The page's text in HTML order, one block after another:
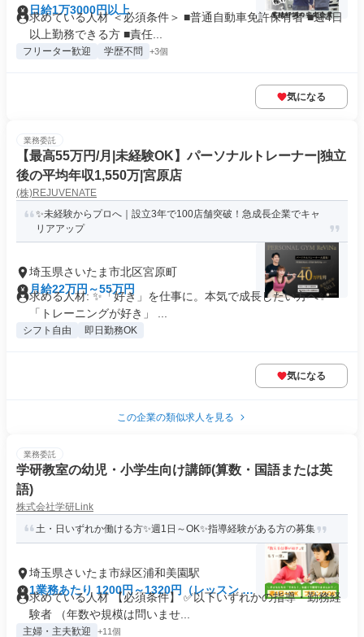
日給1万3000円以上
求めている人材 ＜必須条件＞ ■普通自動車免許保有者 ■週4日
以上勤務できる方 ■責任...
フリーター歓迎 学歴不問 +3個
気になる
業務委託
【最高55万円/月|未経験OK】パーソナルトレーナー|独立
後の平均年収1,550万|宮原店
(株)REJUVENATE
✨未経験からプロへ｜設立3年で100店舗突破！急成長企業でキャ
リアアップ
埼玉県さいたま市北区宮原町
月給22万円～55万円
求める人材: ✨「好き」を仕事に。本気で成長したい方へ✨
「トレーニングが好き」 ...
シフト自由 即日勤務OK
気になる
この企業の類似求人を見る
業務委託
学研教室の幼児・小学生向け講師(算数・国語または英
語)
株式会社学研Link
土・日いずれか働ける方✨週1日～OK✨指導経験がある方の募集
埼玉県さいたま市緑区浦和美園駅
1業務あたり 1200円～1320円（レッスン 60
分）
求めている人材 【必須条件】 ✅以下いずれかの指導・勤務経
験者 （年数や規模は問いませ...
主婦・主夫歓迎 +11個